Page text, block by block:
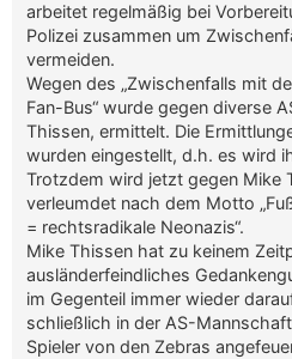
arbeitet regelmäßig bei
Polizei zusammen um
vermeiden.
Wegen des „Zwischenfalls mit
Fan-Bus“ wurde gegen diverse
Thissen, ermittelt. Die
wurden eingestellt, d.h. es wird
Trotzdem wird jetzt gegen Mike
verleumdet nach dem Motto
= rechtsradikale Neonazis“.
Mike Thissen hat zu keinem
ausländerfeindliches
im Gegenteil immer wieder
schließlich in der AS-
Spieler von den Zebras